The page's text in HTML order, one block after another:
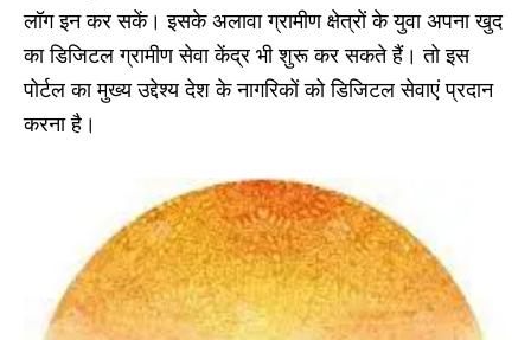
लॉग इन कर सकें। इसके अलावा ग्रामीण क्षेत्रों के युवा अपना खुद
का डिजिटल ग्रामीण सेवा केंद्र भी शुरू कर सकते हैं। तो इस
पोर्टल का मुख्य उद्देश्य देश के नागरिकों को डिजिटल सेवाएं प्रदान
करना है।